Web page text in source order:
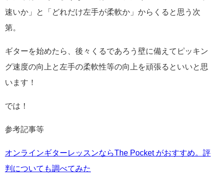
速いか」と「どれだけ左手が柔軟か」からくると思う次
第。
ギターを始めたら、後々くるであろう壁に備えてピッキン
グ速度の向上と左手の柔軟性等の向上を頑張るといいと思
います！
では！
参考記事等
オンラインギターレッスンならThe Pocket がおすすめ。評
判についても調べてみた